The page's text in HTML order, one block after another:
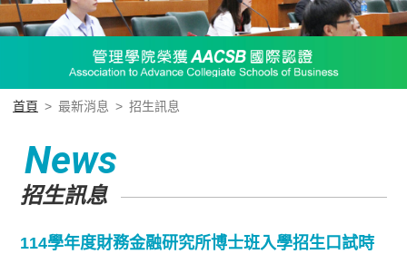
首頁 > 最新消息 > 招生訊息
News
招生訊息
114學年度財務金融研究所博士班入學招生口試時